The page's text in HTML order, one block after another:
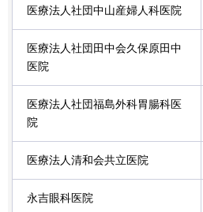
医療法人社団中山産婦人科医院
医療法人社団田中会久保原田中
医院
医療法人社団福島外科胃腸科医
院
医療法人清和会共立医院
永吉眼科医院